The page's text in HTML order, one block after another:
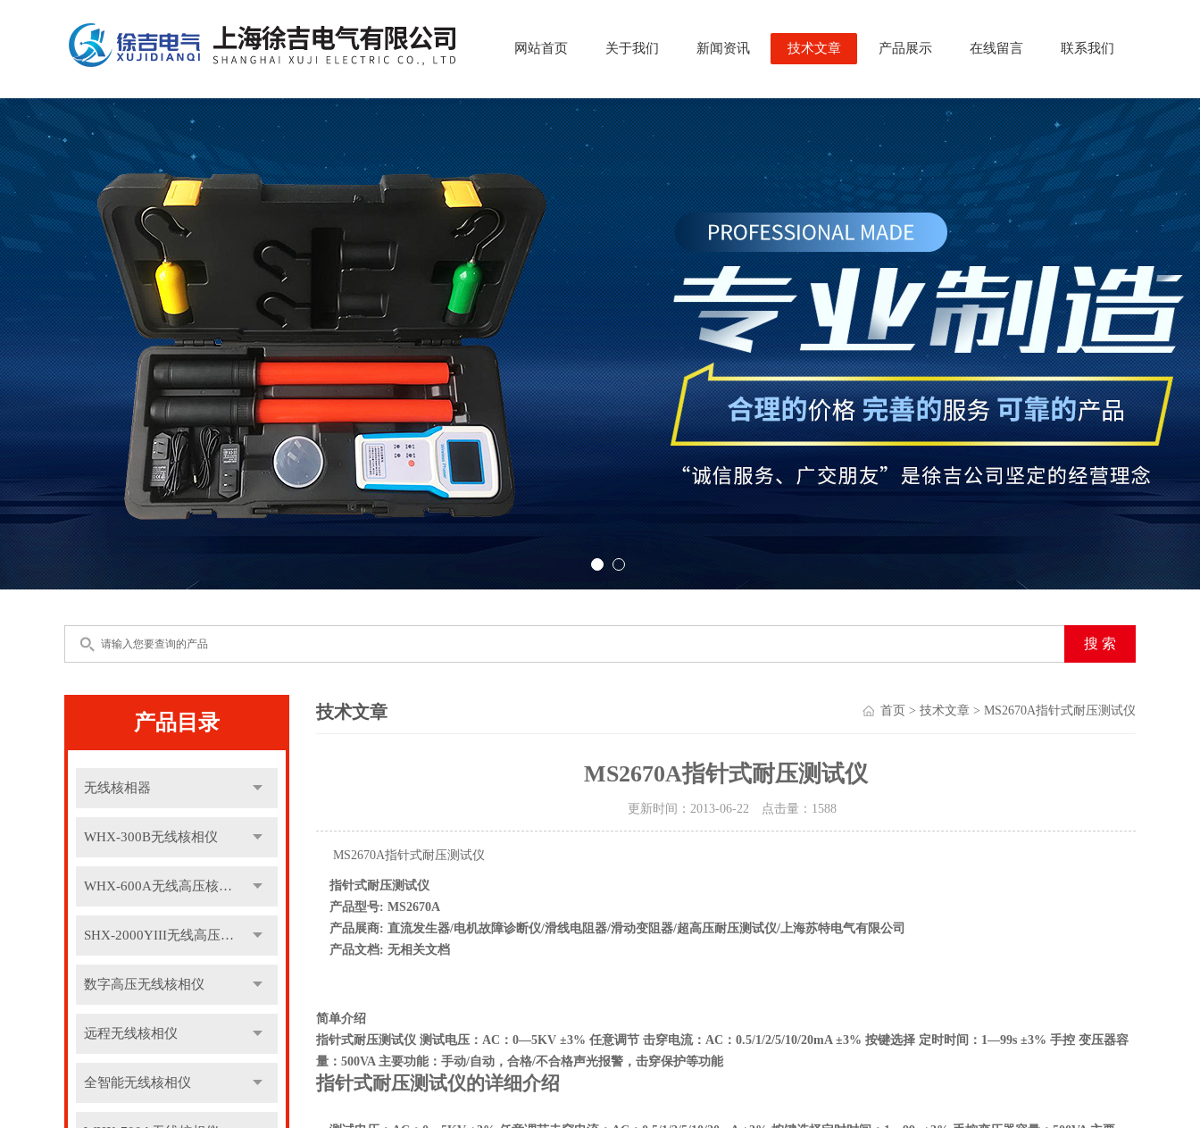
网站首页 关于我们 新闻资讯 技术文章 产品展示 在线留言 联系我们
产品目录
无线核相器
WHX-300B无线核相仪
WHX-600A无线高压核相仪
SHX-2000YIII无线高压核相仪
数字高压无线核相仪
远程无线核相仪
全智能无线核相仪
技术文章 首页 > 技术文章 > MS2670A指针式耐压测试仪
MS2670A指针式耐压测试仪
更新时间：2013-06-22 点击量： 1588
MS2670A指针式耐压测试仪
指针式耐压测试仪
产品型号: MS2670A
产品展商: 直流发生器/电机故障诊断仪/滑线电阻器/滑动变阻器/超高压耐压测试仪/上海苏特电气有限公司
产品文档: 无相关文档
简单介绍
指针式耐压测试仪 测试电压：AC：0—5KV ±3% 任意调节 击穿电流：AC：0.5/1/2/5/10/20mA ±3% 按键选择 定时时间：1—99s ±3% 手控 变压器容
量：500VA 主要功能：手动/自动，合格/不合格声光报警，击穿保护等功能
指针式耐压测试仪的详细介绍